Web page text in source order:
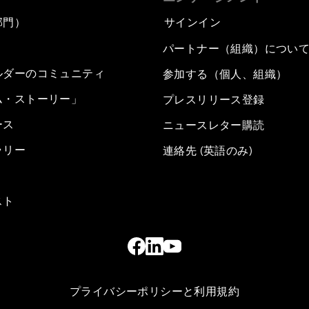
）
ーのコミュニティ
ストーリー」
リー
サインイン
パートナー（組織）につい
参加する（個人、組織）
プレスリリース登録
ニュースレター購読
連絡先 (英語のみ)
プライバシーポリシーと利用規約